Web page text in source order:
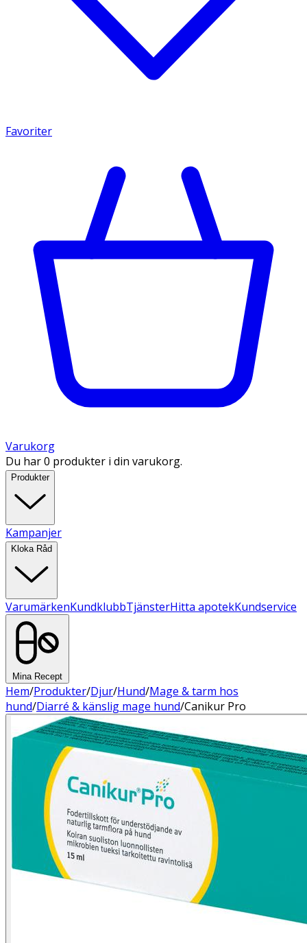
Favoriter
Varukorg
Du har 0 produkter i din varukorg.
Produkter
Kampanjer
Kloka Råd
VarumärkenKundklubbTjänsterHitta apotekKundservice
Mina Recept
Hem/Produkter/Djur/Hund/Mage & tarm hos
hund/Diarré & känslig mage hund/Canikur Pro